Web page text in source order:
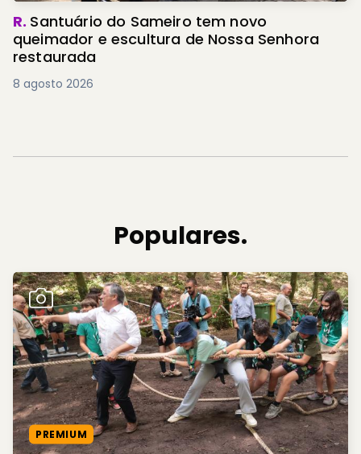
R. Santuário do Sameiro tem novo
queimador e escultura de Nossa Senhora
restaurada
8 agosto 2026
Populares.
PREMIUM